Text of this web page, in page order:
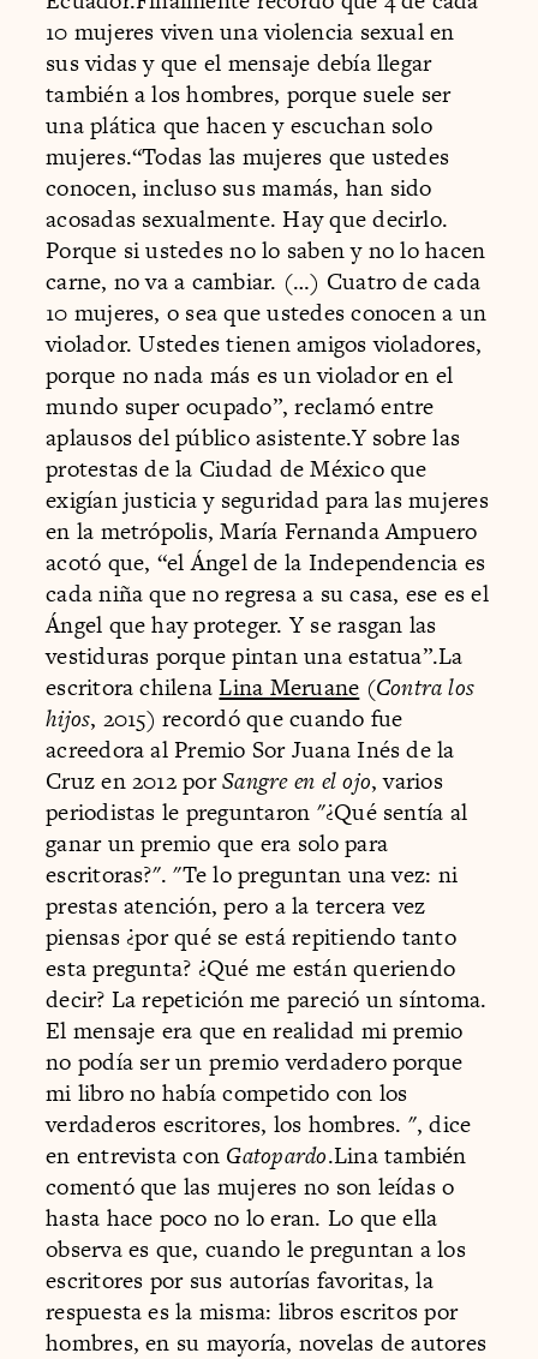
10 mujeres viven una violencia sexual en
sus vidas y que el mensaje debía llegar
también a los hombres, porque suele ser
una plática que hacen y escuchan solo
mujeres.“Todas las mujeres que ustedes
conocen, incluso sus mamás, han sido
acosadas sexualmente. Hay que decirlo.
Porque si ustedes no lo saben y no lo hacen
carne, no va a cambiar. (…) Cuatro de cada
10 mujeres, o sea que ustedes conocen a un
violador. Ustedes tienen amigos violadores,
porque no nada más es un violador en el
mundo super ocupado”, reclamó entre
aplausos del público asistente.Y sobre las
protestas de la Ciudad de México que
exigían justicia y seguridad para las mujeres
en la metrópolis, María Fernanda Ampuero
acotó que, “el Ángel de la Independencia es
cada niña que no regresa a su casa, ese es el
Ángel que hay proteger. Y se rasgan las
vestiduras porque pintan una estatua”.La
escritora chilenaLina Meruane (Contra los
hijos, 2015) recordó que cuando fue
acreedora al Premio Sor Juana Inés de la
Cruz en 2012 porSangre en el ojo, varios
periodistas le preguntaron "¿Qué sentía al
ganar un premio que era solo para
escritoras?". "Te lo preguntan una vez: ni
prestas atención, pero a la tercera vez
piensas ¿por qué se está repitiendo tanto
esta pregunta? ¿Qué me están queriendo
decir? La repetición me pareció un síntoma.
El mensaje era que en realidad mi premio
no podía ser un premio verdadero porque
mi libro no había competido con los
verdaderos escritores, los hombres. ", dice
en entrevista con Gatopardo.Lina también
comentó que las mujeres no son leídas o
hasta hace poco no lo eran. Lo que ella
observa es que, cuando le preguntan a los
escritores por sus autorías favoritas, la
respuesta es la misma: libros escritos por
hombres, en su mayoría, novelas de autores